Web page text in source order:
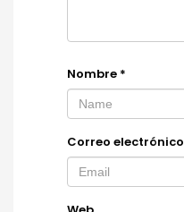
Nombre *
Correo electrónico